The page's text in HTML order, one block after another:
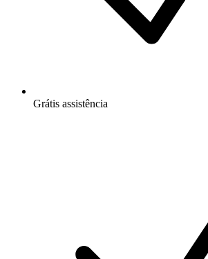
Grátis assistência